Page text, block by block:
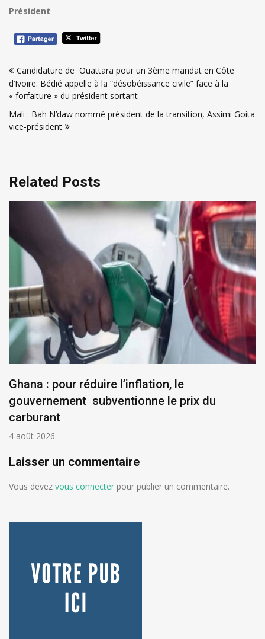
Président
de
l’article
Candidature de Ouattara pour un 3ème mandat en Côte
d’Ivoire: Bédié appelle à la “désobéissance civile” face à la
« forfaiture » du président sortant
Mali : Bah N’daw nommé président de la transition, Assimi Goita
vice-président
Related Posts
Ghana : pour réduire l’inflation, le
gouvernement subventionne le prix du
carburant
4 août 2026
Laisser un commentaire
Vous devez vous connecter pour publier un commentaire.